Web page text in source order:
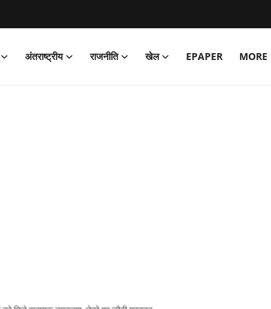
अंतराष्ट्रीय राजनीति खेल EPAPER
MORE